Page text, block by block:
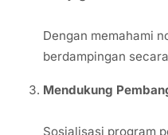
Dengan memahami
berdampingan
Mendukung
Sosialisasi program